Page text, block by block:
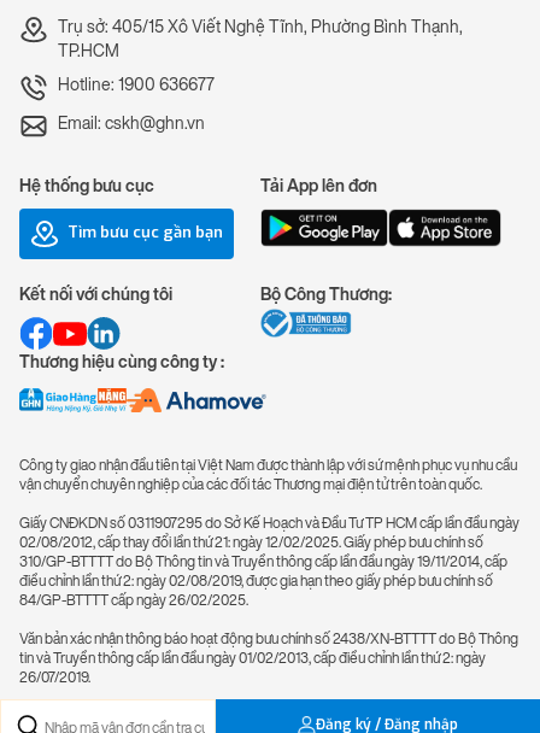
Trụ sở: 405/15 Xô Viết Nghệ Tĩnh, Phường Bình Thạnh,
TP.HCM
Hotline: 1900 636677
Email: cskh@ghn.vn
Hệ thống bưu cục
Tìm bưu cục gần bạn
Tải App lên đơn
Kết nối với chúng tôi
Thương hiệu cùng công ty :
Bộ Công Thương:
Công ty giao nhận đầu tiên tại Việt Nam được thành lập với sứ mệnh phục vụ nhu cầu
vận chuyển chuyên nghiệp của các đối tác Thương mại điện tử trên toàn quốc.
Giấy CNĐKDN số 0311907295 do Sở Kế Hoạch và Đầu Tư TP HCM cấp lần đầu ngày
02/08/2012, cấp thay đổi lần thứ 21: ngày 12/02/2025. Giấy phép bưu chính số
310/GP-BTTTT do Bộ Thông tin và Truyền thông cấp lần đầu ngày 19/11/2014, cấp
điều chỉnh lần thứ 2: ngày 02/08/2019, được gia hạn theo giấy phép bưu chính số
84/GP-BTTTT cấp ngày 26/02/2025.
Văn bản xác nhận thông báo hoạt động bưu chính số 2438/XN-BTTTT do Bộ Thông
tin và Truyền thông cấp lần đầu ngày 01/02/2013, cấp điều chỉnh lần thứ 2: ngày
26/07/2019.
Đăng ký / Đăng nhập